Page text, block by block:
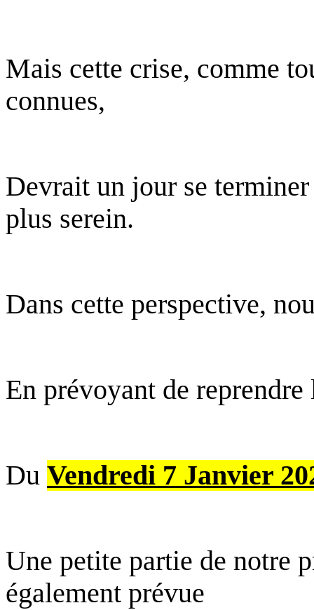
Mais cette crise, comme
connues,
Devrait un jour se
plus serein.
Dans cette perspective,
En prévoyant de
Du Vendredi 7 Janvier
Une petite partie de notre
également prévue